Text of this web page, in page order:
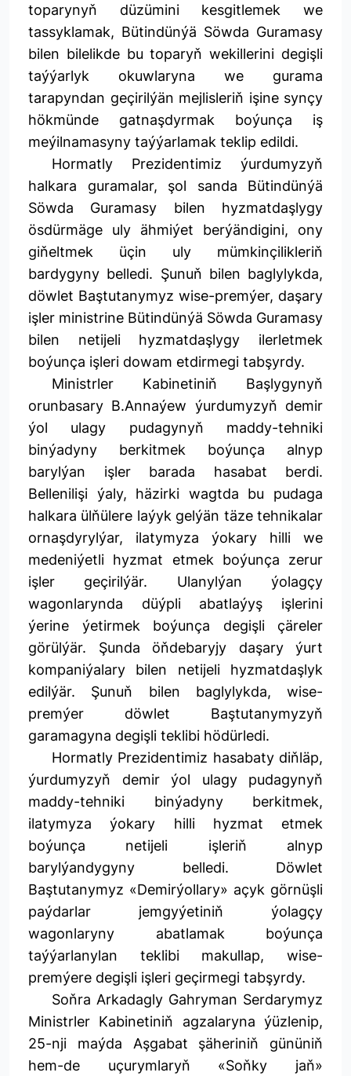
toparynyň düzümini kesgitlemek we
tassyklamak, Bütindünýä Söwda Guramasy
bilen bilelikde bu toparyň wekillerini degişli
taýýarlyk okuwlaryna we gurama
tarapyndan geçirilýän mejlisleriň işine synçy
hökmünde gatnaşdyrmak boýunça iş
meýilnamasyny taýýarlamak teklip edildi.
Hormatly Prezidentimiz ýurdumyzyň
halkara guramalar, şol sanda Bütindünýä
Söwda Guramasy bilen hyzmatdaşlygy
ösdürmäge uly ähmiýet berýändigini, ony
giňeltmek üçin uly mümkinçilikleriň
bardygyny belledi. Şunuň bilen baglylykda,
döwlet Baştutanymyz wise-premýer, daşary
işler ministrine Bütindünýä Söwda Guramasy
bilen netijeli hyzmatdaşlygy ilerletmek
boýunça işleri dowam etdirmegi tabşyrdy.
Ministrler Kabinetiniň Başlygynyň
orunbasary B.Annaýew ýurdumyzyň demir
ýol ulagy pudagynyň maddy-tehniki
binýadyny berkitmek boýunça alnyp
barylýan işler barada hasabat berdi.
Bellenilişi ýaly, häzirki wagtda bu pudaga
halkara ülňülere laýyk gelýän täze tehnikalar
ornaşdyrylýar, ilatymyza ýokary hilli we
medeniýetli hyzmat etmek boýunça zerur
işler geçirilýär. Ulanylýan ýolagçy
wagonlarynda düýpli abatlaýyş işlerini
ýerine ýetirmek boýunça degişli çäreler
görülýär. Şunda öňdebaryjy daşary ýurt
kompaniýalary bilen netijeli hyzmatdaşlyk
edilýär. Şunuň bilen baglylykda, wise-
premýer döwlet Baştutanymyzyň
garamagyna degişli teklibi hödürledi.
Hormatly Prezidentimiz hasabaty diňläp,
ýurdumyzyň demir ýol ulagy pudagynyň
maddy-tehniki binýadyny berkitmek,
ilatymyza ýokary hilli hyzmat etmek
boýunça netijeli işleriň alnyp
barylýandygyny belledi. Döwlet
Baştutanymyz «Demirýollary» açyk görnüşli
paýdarlar jemgyýetiniň ýolagçy
wagonlaryny abatlamak boýunça
taýýarlanylan teklibi makullap, wise-
premýere degişli işleri geçirmegi tabşyrdy.
Soňra Arkadagly Gahryman Serdarymyz
Ministrler Kabinetiniň agzalaryna ýüzlenip,
25-nji maýda Aşgabat şäheriniň gününiň
hem-de uçurymlaryň «Soňky jaň»